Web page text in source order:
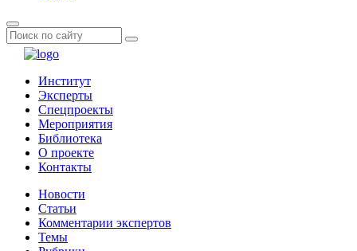
Институт
Эксперты
Спецпроекты
Мероприятия
Библиотека
О проекте
Контакты
Новости
Статьи
Комментарии экспертов
Темы